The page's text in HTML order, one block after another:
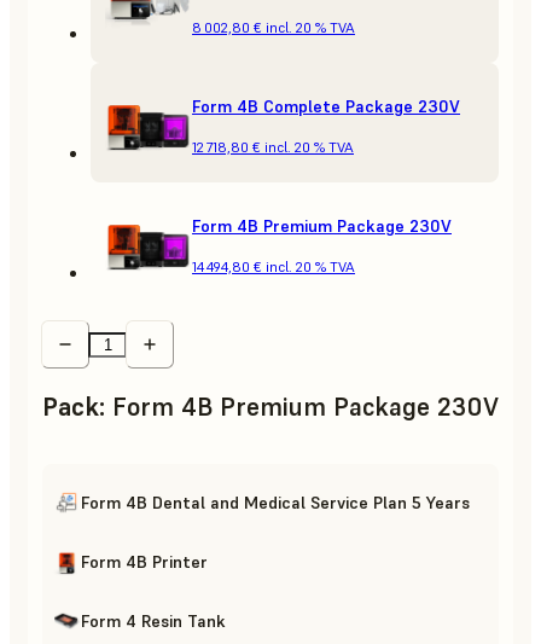
8 002,80 € incl. 20 % TVA
Form 4B Complete Package 230V
12 718,80 € incl. 20 % TVA
Form 4B Premium Package 230V
14 494,80 € incl. 20 % TVA
Pack: Form 4B Premium Package 230V
Form 4B Dental and Medical Service Plan 5 Years
Form 4B Printer
Form 4 Resin Tank